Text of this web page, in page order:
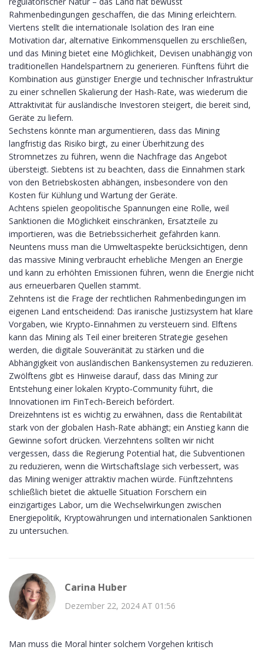
Rahmenbedingungen geschaffen, die das Mining erleichtern.
Viertens stellt die internationale Isolation des Iran eine
Motivation dar, alternative Einkommensquellen zu erschließen,
und das Mining bietet eine Möglichkeit, Devisen unabhängig von
traditionellen Handelspartnern zu generieren. Fünftens führt die
Kombination aus günstiger Energie und technischer Infrastruktur
zu einer schnellen Skalierung der Hash‑Rate, was wiederum die
Attraktivität für ausländische Investoren steigert, die bereit sind,
Geräte zu liefern.
Sechstens könnte man argumentieren, dass das Mining
langfristig das Risiko birgt, zu einer Überhitzung des
Stromnetzes zu führen, wenn die Nachfrage das Angebot
übersteigt. Siebtens ist zu beachten, dass die Einnahmen stark
von den Betriebskosten abhängen, insbesondere von den
Kosten für Kühlung und Wartung der Geräte.
Achtens spielen geopolitische Spannungen eine Rolle, weil
Sanktionen die Möglichkeit einschränken, Ersatzteile zu
importieren, was die Betriebssicherheit gefährden kann.
Neuntens muss man die Umweltaspekte berücksichtigen, denn
das massive Mining verbraucht erhebliche Mengen an Energie
und kann zu erhöhten Emissionen führen, wenn die Energie nicht
aus erneuerbaren Quellen stammt.
Zehntens ist die Frage der rechtlichen Rahmenbedingungen im
eigenen Land entscheidend: Das iranische Justizsystem hat klare
Vorgaben, wie Krypto‑Einnahmen zu versteuern sind. Elftens
kann das Mining als Teil einer breiteren Strategie gesehen
werden, die digitale Souveränität zu stärken und die
Abhängigkeit von ausländischen Bankensystemen zu reduzieren.
Zwölftens gibt es Hinweise darauf, dass das Mining zur
Entstehung einer lokalen Krypto‑Community führt, die
Innovationen im FinTech‑Bereich befördert.
Dreizehntens ist es wichtig zu erwähnen, dass die Rentabilität
stark von der globalen Hash‑Rate abhängt; ein Anstieg kann die
Gewinne sofort drücken. Vierzehntens sollten wir nicht
vergessen, dass die Regierung Potential hat, die Subventionen
zu reduzieren, wenn die Wirtschaftslage sich verbessert, was
das Mining weniger attraktiv machen würde. Fünftzehntens
schließlich bietet die aktuelle Situation Forschern ein
einzigartiges Labor, um die Wechselwirkungen zwischen
Energiepolitik, Kryptowährungen und internationalen Sanktionen
zu untersuchen.
Carina Huber
Dezember 22, 2024 AT 01:56
Man muss die Moral hinter solchem Vorgehen kritisch